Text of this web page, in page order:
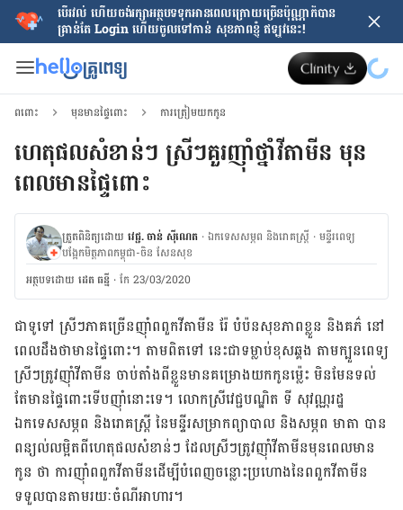
បើរវល់ ហើយចង់​រក្សាអត្ថបទទុកអានពេលក្រោយ​ច្រើនប៉ុណ្ណាក៏បាន
គ្រាន់តែ​ Login ហើយចូលទៅកាន់ សុខភាពខ្ញុំ ឥឡូវនេះ!
ពពោះ មុនមានផ្ទៃពោះ ការត្រៀមយកកូន
ហេតុផលសំខាន់ៗ ស្រីៗគួរញ៉ាំថ្នាំវីតាមីន មុន
ពេលមានផ្ទៃពោះ
ត្រួតពិនិត្យដោយ វេជ្ជ. ចាន់ ស៊ីណេត ·ឯកទេសសម្ភព និងរោគស្ត្រី ·ម​ន្ទីរពេទ្យ
បង្អែកមិត្តភាពកម្ពុជា-ចិន សែនសុខ
អត្ថបទ​ដោយ ដេត ធន្នី ·កែ 23/03/2020
ជា​ទូទៅ ​ស្រីៗ​ភាគ​ច្រើន​ញ៉ាំ​ពពួក​វីតាមីន រ៉ែ បំប៉ន​សុខភាព​ខ្លួន និង​គភ៌ នៅ​
ពេល​​ដឹង​ថាមាន​ផ្ទៃពោះ។ តាម​ពិត​ទៅ​ នេះ​ជា​ទម្លាប់​ខុស​ឆ្គង តាម​ក្បួន​ពេទ្យ
ស្រីៗ​ត្រូវ​ញ៉ាំ​​វីតាមីន ចាប់​តាំង​ពី​ខ្លួន​មាន​គម្រោង​យក​កូន​ម្ល៉េះ មិន​មែន​ទល់​
តែ​មាន​ផ្ទៃពោះ​ទើប​ញ៉ាំ​នោះ​ទេ។ លោកស្រី​វេជ្ជបណ្ឌិត ទី សុវណ្ណរដ្ឋ
ឯកទេស​សម្ភព និង​រោគ​ស្ត្រី នៃ​មន្ទីរ​សម្រាក​ព្យាបាល និង​សម្ភព មាតា បាន​
ពន្យល់​លម្អិត​ពី​ហេតុផល​សំខាន់ៗ ដែល​ស្រីៗ​ត្រូវ​ញ៉ាំ​វីតាមីន​មុន​ពេល​មាន​
កូន ​ថា ការ​ញ៉ាំ​ពពួក​វីតាមីន​ដើម្បី​បំពេញ​ចន្លោះ​ប្រហោង​នៃ​ពពួក​វីតាមីន​
ទទួល​បាន​តាម​រយៈ​ចំណី​អាហារ។